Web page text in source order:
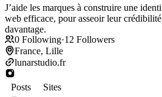
J’aide les marques à construire une
web efficace, pour asseoir leur
davantage.
0 Following·12 Followers
France, Lille
lunarstudio.fr
Posts
Sites